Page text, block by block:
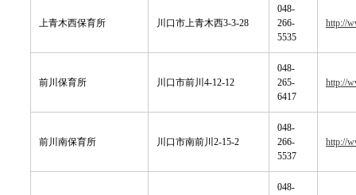
上青木西保育所 川口市上青木西3-3-28
048-
266-
5535
http://
前川保育所 川口市前川4-12-12
048-
265-
6417
http://
前川南保育所 川口市南前川2-15-2
048-
266-
5537
http://
048-